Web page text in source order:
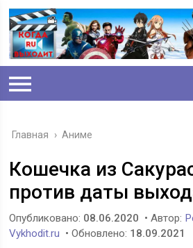
Главная › Аниме
Кошечка из
против даты
Опубликовано: 08.06.2020 • Автор:
Vykhodit.ru • Обновлено: 18.09.2021